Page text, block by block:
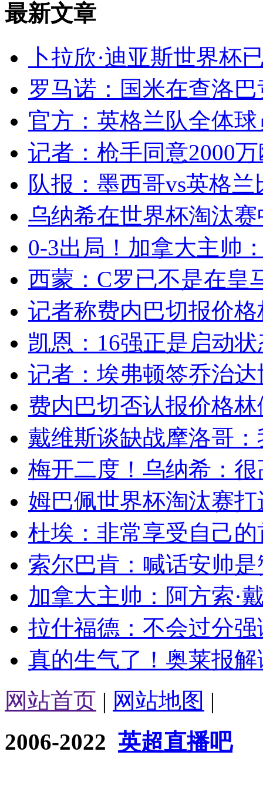
最新文章
卜拉欣·迪亚斯世界杯
罗马诺：国米在查洛
官方：英格兰队全体
记者：枪手同意2000
队报：墨西哥vs英格
乌纳希在世界杯淘汰
0-3出局！加拿大主帅
西蒙：C罗已不是在皇
记者称费内巴切报价
凯恩：16强正是启动
记者：埃弗顿签乔治
费内巴切否认报价格
戴维斯谈缺战摩洛哥
梅开二度！乌纳希：
姆巴佩世界杯淘汰赛
杜埃：非常享受自己
索尔巴肯：喊话安帅
加拿大主帅：阿方索·
拉什福德：不会过分
真的生气了！奥莱报
网站首页 | 网站地图 |
2006-2022 英超直播吧